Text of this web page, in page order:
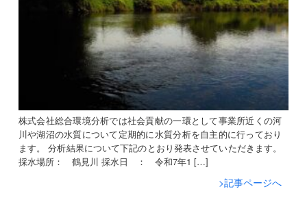
株式会社総合環境分析では社会貢献の一環として事業所近くの河
川や湖沼の水質について定期的に水質分析を自主的に行っており
ます。 分析結果について下記のとおり発表させていただきます。
採水場所： 鶴見川 採水日 ： 令和7年1 […]
>記事ページへ